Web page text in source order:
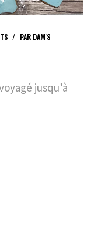
PAR DAM'S
jusqu’à